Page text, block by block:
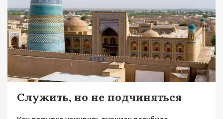
Служить, но не подчиняться